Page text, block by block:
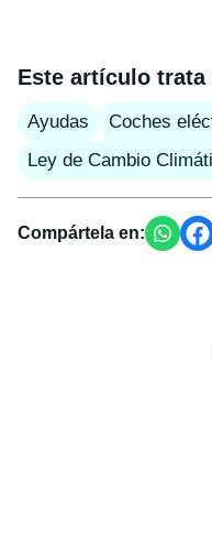
Este artículo trata
Ayudas
Coches
Ley de Cambio
Compártela en: